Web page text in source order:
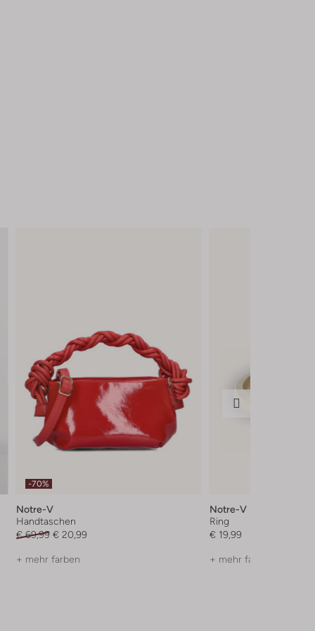
-70%
Notre-V
Handtaschen
€ 69,99 € 20,99
+ mehr farben
Notre-V
Ring
€ 19,99
+ mehr farben